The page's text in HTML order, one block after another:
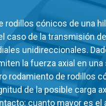
rodillos cónicos de una
caso de la transmisión
unidireccionales.
la fuerza axial en
rodamiento de rodillos
de la posible carga
cuanto mayor es el